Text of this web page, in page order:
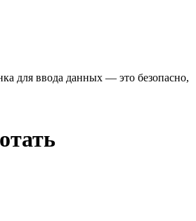
для ввода данных — это безопасно,